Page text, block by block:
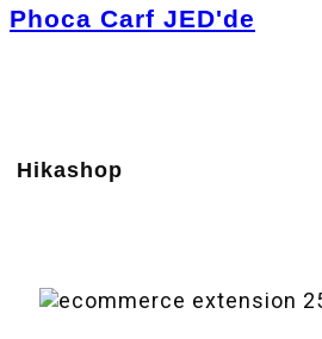
Phoca Carf JED'de
Hikashop